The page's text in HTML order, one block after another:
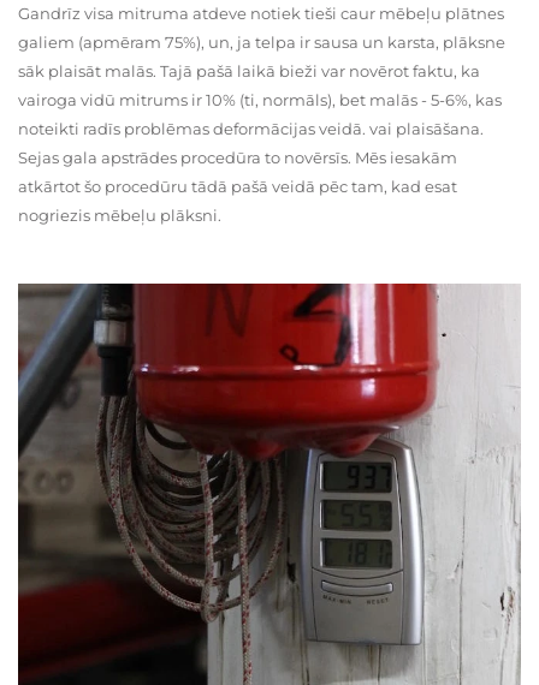
Gandrīz visa mitruma atdeve notiek tieši caur mēbeļu plātnes
galiem (apmēram 75%), un, ja telpa ir sausa un karsta, plāksne
sāk plaisāt malās. Tajā pašā laikā bieži var novērot faktu, ka
vairoga vidū mitrums ir 10% (ti, normāls), bet malās - 5-6%, kas
noteikti radīs problēmas deformācijas veidā. vai plaisāšana.
Sejas gala apstrādes procedūra to novērsīs. Mēs iesakām
atkārtot šo procedūru tādā pašā veidā pēc tam, kad esat
nogriezis mēbeļu plāksni.